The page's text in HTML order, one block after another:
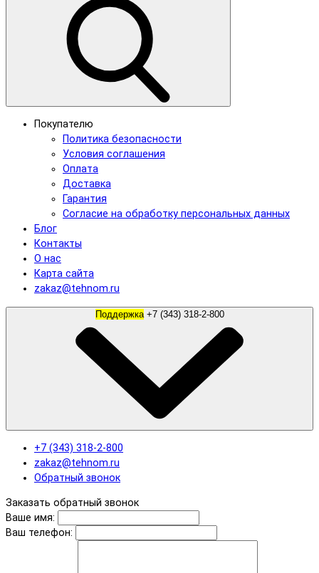
Покупателю
Политика безопасности
Условия соглашения
Оплата
Доставка
Гарантия
Согласие на обработку персональных данных
Блог
Контакты
О нас
Карта сайта
zakaz@tehnom.ru
Поддержка +7 (343) 318-2-800
+7 (343) 318-2-800
zakaz@tehnom.ru
Обратный звонок
Заказать обратный звонок
Ваше имя:
Ваш телефон: